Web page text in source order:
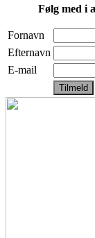
Følg med i
Fornavn
Efternavn
E-mail